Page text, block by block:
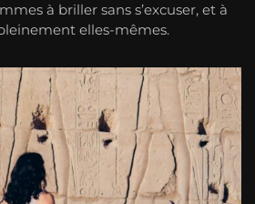
à briller sans s’excuser, et à
elles-mêmes.